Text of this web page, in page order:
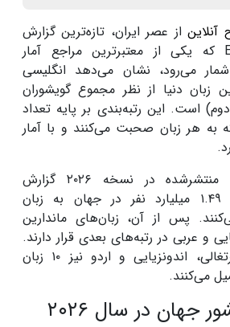
آنلایناز عصر ایران، تازه‌ترین گزارش
مؤسسه Ethnologue که یکی از معتبرترین مراجع آمار
می‌رود، نشان می‌دهد انگلیسی
زبان دنیا از نظر مجموع گویشوران
است. این رتبه‌بندی بر پایه تعداد
به هر زبان صحبت می‌کنند و با آمار
بر اساس داده‌های منتشرشده در نسخه ۲۰۲۶ گزارش
Ethnologue، حدود ۱.۴۹ میلیارد نفر در جهان به زبان
پس از آن، زبان‌های ماندارین
و عربی در رتبه‌های بعدی قرار دارند.
فرانسوی، بنگالی، پرتغالی، اندونزیایی و اردو نیز ۱۰ زبان
می‌کنند.